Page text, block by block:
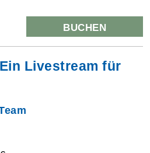
BUCHEN
Livestream für